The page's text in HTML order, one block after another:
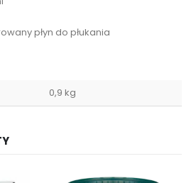
płyn do płukania
0,9 kg